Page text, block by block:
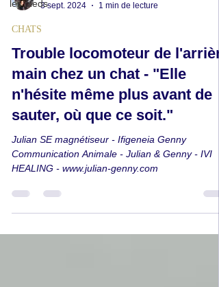
les pieds
3 sept. 2024
CHATS
Trouble locomoteur de
main chez un chat - "Elle
n'hésite même plus avant de
sauter, où que ce soit."
Julian SE magnétiseur - Ifigeneia Genny
HEALING - www.julian-genny.com